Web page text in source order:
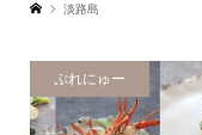
淡路島
ぷれにゅー